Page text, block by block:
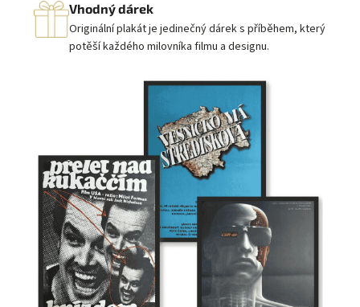
Vhodný dárek
Originální plakát je jedinečný dárek s příběhem, který
potěší každého milovníka filmu a designu.